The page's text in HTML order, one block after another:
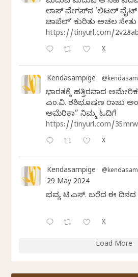
ಲಾಸ್‌ ವೇಗಸ್‌ನ ‘ಲಿಟಲ್ ವೈಟ್
ಚಾಪೆಲ್’ ಕುರಿತು ಅಚಲ
https://tinyurl.com/
X
Kendasampige
ಭಾರತಕ್ಕೆ ಹತ್ತಿರವಾದ ಅಮೇರಿಕ
ಎಂ.ವಿ. ಶಶಿಭೂಷಣ ರಾಜು
ಅಮೆರಿಕಾ” ನಿಮ್ಮ ಓದಿಗೆ
https://tinyurl.com/
X
Kendasampige
29 May 2024
ಭವ್ಯ ಟಿ.ಎಸ್. ಬರೆದ ಈ ದಿನದ
X
Load More